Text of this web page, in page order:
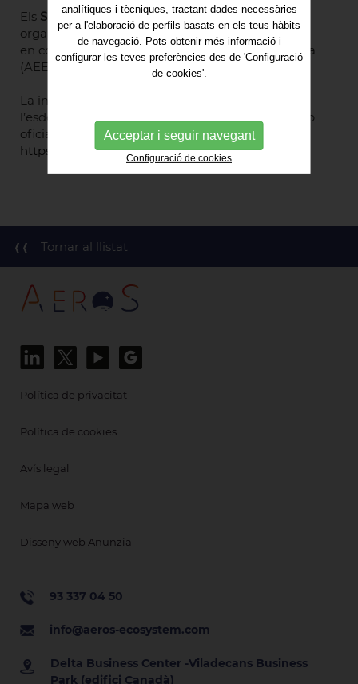
Els Space Weather Days for Spainestan
organitzats per l’Agència Espacial Europea (ESA)
en col·laboració amb l’Agència Espacial Espanyola
(AEE).
La inscripció i la informació addicional sobre
l’esdeveniment estan disponibles a la pàgina web
oficial:
https://indico.esa.int/event/665/overview
Tornar al llistat
Política de privacitat
Política de cookies
Avís legal
Mapa web
Disseny web Anunzia
93 337 04 50
info@aeros-ecosystem.com
Delta Business Center -Viladecans Business
Park (edifici Canadà)
analítiques i tècniques, tractant dades necessàries
per a l'elaboració de perfils basats en els teus hàbits
de navegació. Pots obtenir més informació i
configurar les teves preferències des de 'Configuració
de cookies'.
Acceptar i seguir navegant
Configuració de cookies